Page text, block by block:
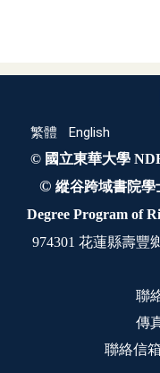
繁體 English
© 國立東華大學
© 縱谷跨域書院學
Degree Program of
974301 花蓮縣壽豐
聯
傳
聯絡信箱